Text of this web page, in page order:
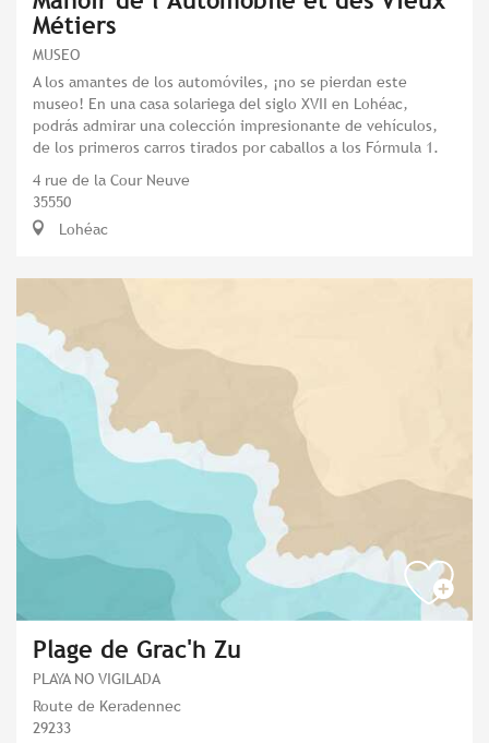
Métiers
MUSEO
A los amantes de los automóviles, ¡no se pierdan este
museo! En una casa solariega del siglo XVII en Lohéac,
podrás admirar una colección impresionante de vehículos,
de los primeros carros tirados por caballos a los Fórmula 1.
4 rue de la Cour Neuve
35550
Lohéac
Plage de Grac'h Zu
PLAYA NO VIGILADA
Route de Keradennec
29233